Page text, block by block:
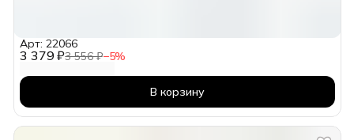
3 379 ₽3 556 ₽−5%
Арт: 22066
В корзину